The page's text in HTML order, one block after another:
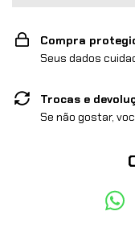
Compra
Seus dados
Trocas e
Se não gostar,